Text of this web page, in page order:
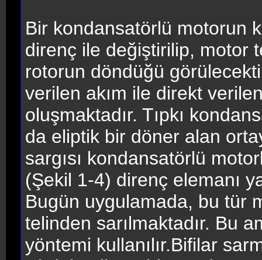
Bir kondansatörlü motorun
direnç ile değiştirilip, motor
rotorun döndüğü
verilen akım ile direkt
oluşmaktadır. Tıpkı
da eliptik bir döner alan
sargısı kondansatörlü
(Şekil 1-4) direnç elemanı
Bugün uygulamada, bu tür
telinden sarılmaktadır. Bu
yöntemi kullanılır.Bifilar